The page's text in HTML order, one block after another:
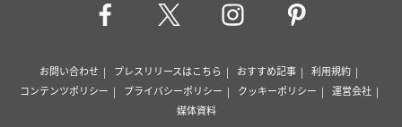
お問い合わせ プレスリリースはこちら おすすめ記事
利用規約
コンテンツポリシー
プライバシーポリシー クッキーポリシー
運営会社
媒体資料